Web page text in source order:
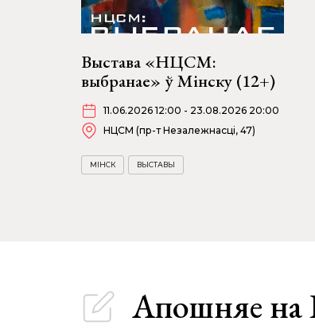
Выстава «НЦСМ:
выбранае» ў Мінску (12+)
11.06.2026 12:00 - 23.08.2026 20:00
НЦСМ (пр-т Незалежнасці, 47)
МІНСК ВЫСТАВЫ
Апошняе на